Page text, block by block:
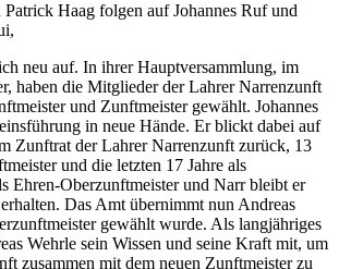
Haag folgen auf Johannes Ruf und
neu auf. In ihrer Hauptversammlung, im
haben die Mitglieder der Lahrer Narrenzunft
und Zunftmeister gewählt. Johannes
in neue Hände. Er blickt dabei auf
Zunftrat der Lahrer Narrenzunft zurück, 13
und die letzten 17 Jahre als
Ehren-Oberzunftmeister und Narr bleibt er
Das Amt übernimmt nun Andreas
gewählt wurde. Als langjähriges
Wehrle sein Wissen und seine Kraft mit, um
zusammen mit dem neuen Zunftmeister zu